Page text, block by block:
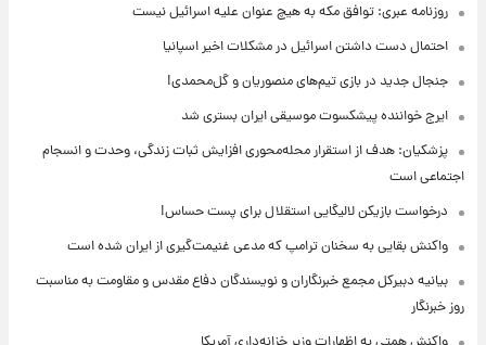
روزنامه عبری: توافق مکه به هیچ عنوان علیه اسرائیل نیست
احتمال دست داشتن اسرائیل در مشکلات اخیر اسپانیا
جنجال جدید در بازی تیم‌های منصوریان و گل‌محمدی!
ایرج خواننده پیشکسوت موسیقی ایران بستری شد
پزشکیان: هدف از استقرار محله‌محوری افزایش ثبات زندگی، وحدت و انسجام
اجتماعی است
درخواست بازیکن لالیگایی استقلال برای پست حساس!
واکنش بقایی به سخنان ترامپ که مدعی غنیمت‌گیری از ایران شده است
بیانیه دبیرکل مجمع خبرنگاران و نویسندگان دفاع مقدس و مقاومت به مناسبت
روز خبرنگار